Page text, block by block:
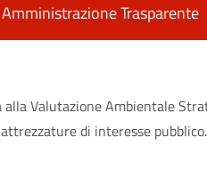
Amministrazione Trasparente
Valutazione Ambientale
di interesse pubblico.